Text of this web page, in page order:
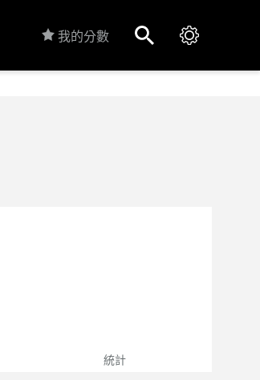
我的分數
統計